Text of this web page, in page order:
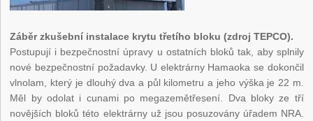
Záběr zkušební instalace krytu třetího bloku (zdroj TEPCO).
Postupují i bezpečnostní úpravy u ostatních bloků tak, aby splnily
nové bezpečnostní požadavky. U elektrárny Hamaoka se dokončil
vlnolam, který je dlouhý dva a půl kilometru a jeho výška je 22 m.
Měl by odolat i cunami po megazemětřesení. Dva bloky ze tří
novějších bloků této elektrárny už jsou posuzovány úřadem NRA.